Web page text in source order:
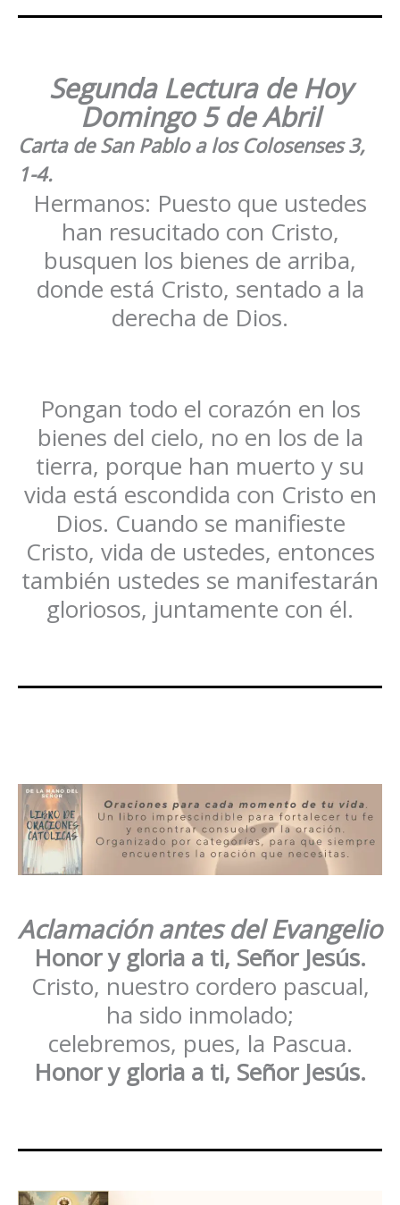
Segunda Lectura de Hoy
Domingo 5 de Abril
Carta de San Pablo a los Colosenses 3,
1-4.
Hermanos: Puesto que ustedes
han resucitado con Cristo,
busquen los bienes de arriba,
donde está Cristo, sentado a la
derecha de Dios.
Pongan todo el corazón en los
bienes del cielo, no en los de la
tierra, porque han muerto y su
vida está escondida con Cristo en
Dios. Cuando se manifieste
Cristo, vida de ustedes, entonces
también ustedes se manifestarán
gloriosos, juntamente con él.
Aclamación antes del Evangelio
Honor y gloria a ti, Señor Jesús.
Cristo, nuestro cordero pascual,
ha sido inmolado;
celebremos, pues, la Pascua.
Honor y gloria a ti, Señor Jesús.